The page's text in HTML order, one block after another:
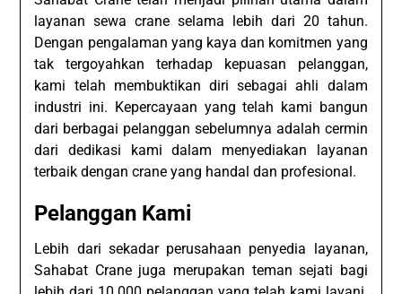
layanan sewa crane selama lebih dari 20 tahun.
Dengan pengalaman yang kaya dan komitmen yang
tak tergoyahkan terhadap kepuasan pelanggan,
kami telah membuktikan diri sebagai ahli dalam
industri ini. Kepercayaan yang telah kami bangun
dari berbagai pelanggan sebelumnya adalah cermin
dari dedikasi kami dalam menyediakan layanan
terbaik dengan crane yang handal dan profesional.
Pelanggan Kami
Lebih dari sekadar perusahaan penyedia layanan,
Sahabat Crane juga merupakan teman sejati bagi